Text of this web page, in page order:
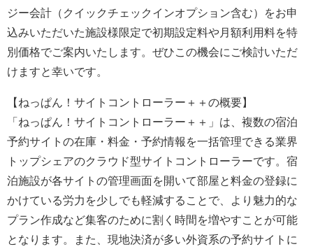
ジー会計（クイックチェックインオプション含む）をお申
込みいただいた施設様限定で初期設定料や月額利用料を特
別価格でご案内いたします。ぜひこの機会にご検討いただ
けますと幸いです。
【ねっぱん！サイトコントローラー＋＋の概要】
「ねっぱん！サイトコントローラー＋＋」は、複数の宿泊
予約サイトの在庫・料金・予約情報を一括管理できる業界
トップシェアのクラウド型サイトコントローラーです。宿
泊施設が各サイトの管理画面を開いて部屋と料金の登録に
かけている労力を少しでも軽減することで、より魅力的な
プラン作成など集客のために割く時間を増やすことが可能
となります。また、現地決済が多い外資系の予約サイトに